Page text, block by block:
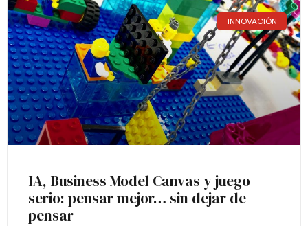
INNOVACIÓN
IA, Business Model Canvas y juego
serio: pensar mejor… sin dejar de
pensar